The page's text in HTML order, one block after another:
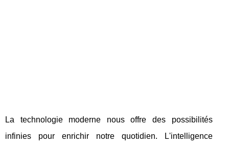
La technologie moderne nous offre des possibilités
infinies pour enrichir notre quotidien. L'intelligence